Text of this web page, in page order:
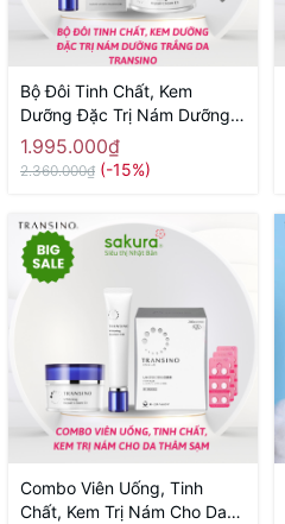
Bộ Đôi Tinh Chất, Kem
Dưỡng Đặc Trị Nám Dưỡng
Trắng Da Transino Nhật Bản
- Hàng Nhật nội
1.995.000₫
2.360.000₫ (-15%)
Combo Viên Uống, Tinh
Chất, Kem Trị Nám Cho Da